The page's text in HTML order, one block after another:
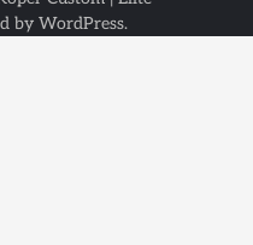
by WordPress.